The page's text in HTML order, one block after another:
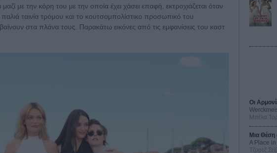
με την κόρη του με την οποία έχει χάσει επαφή, εκτροχιάζεται όταν
ταινία τρόμου και το κουτσομπολίστικο προσωπικό του
στα πλάνα τους. Παρακάτω εικόνες από τις εμφανίσεις του καστ
Οι
Μπέλα
Μια Θέση
A Place
Τζορτζ